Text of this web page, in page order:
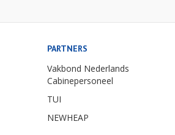
PARTNERS
Vakbond Nederlands
Cabinepersoneel
TUI
NEWHEAP